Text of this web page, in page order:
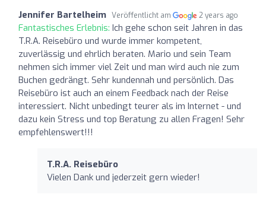
Jennifer Bartelheim Veröffentlicht am 2 years ago
Fantastisches Erlebnis: Ich gehe schon seit Jahren in das
T.R.A. Reisebüro und wurde immer kompetent,
zuverlässig und ehrlich beraten. Mario und sein Team
nehmen sich immer viel Zeit und man wird auch nie zum
Buchen gedrängt. Sehr kundennah und persönlich. Das
Reisebüro ist auch an einem Feedback nach der Reise
interessiert. Nicht unbedingt teurer als im Internet - und
dazu kein Stress und top Beratung zu allen Fragen! Sehr
empfehlenswert!!!
T.R.A. Reisebüro
Vielen Dank und jederzeit gern wieder!